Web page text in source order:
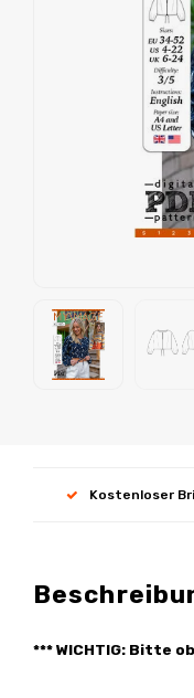
Kostenloser
*** WICHTIG: Bitte